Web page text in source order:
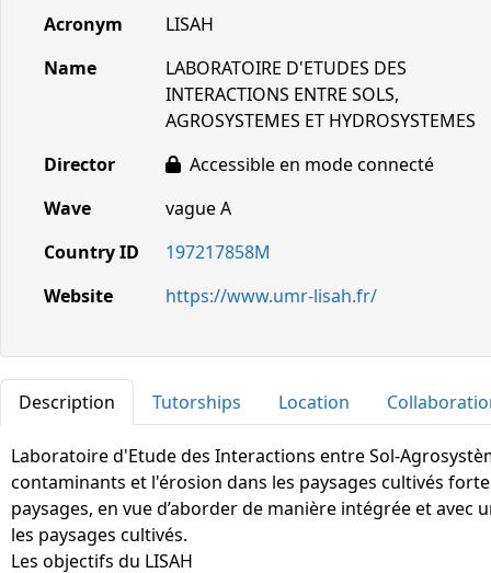
Acronym
LISAH
Name
LABORATOIRE D'ETUDES DES
INTERACTIONS ENTRE SOLS,
AGROSYSTEMES ET HYDROSYSTEMES
Director
Accessible en mode connecté
Wave
vague A
Country ID
197217858M
Website
https://www.umr-lisah.fr/
Description Tutorships Location
Laboratoire d'Etude des Interactions entre Sol-
contaminants et l'érosion dans les paysages cultivés
paysages, en vue d’aborder de manière intégrée et avec
les paysages cultivés.
Les objectifs du LISAH